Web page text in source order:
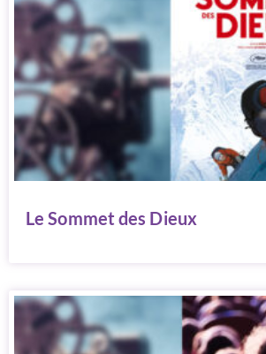
Le Sommet des Dieux